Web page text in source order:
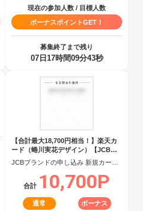
現在の参加人数 / 目標人数
ボーナスポイントGET！
募集終了まで残り
07日17時間09分42秒
【合計最大18,700円相当！】楽天カ
ード（蜷川実花デザイン）【JCBキ
ャンペーン実施中】
合計 10,700P
通常 ボーナス